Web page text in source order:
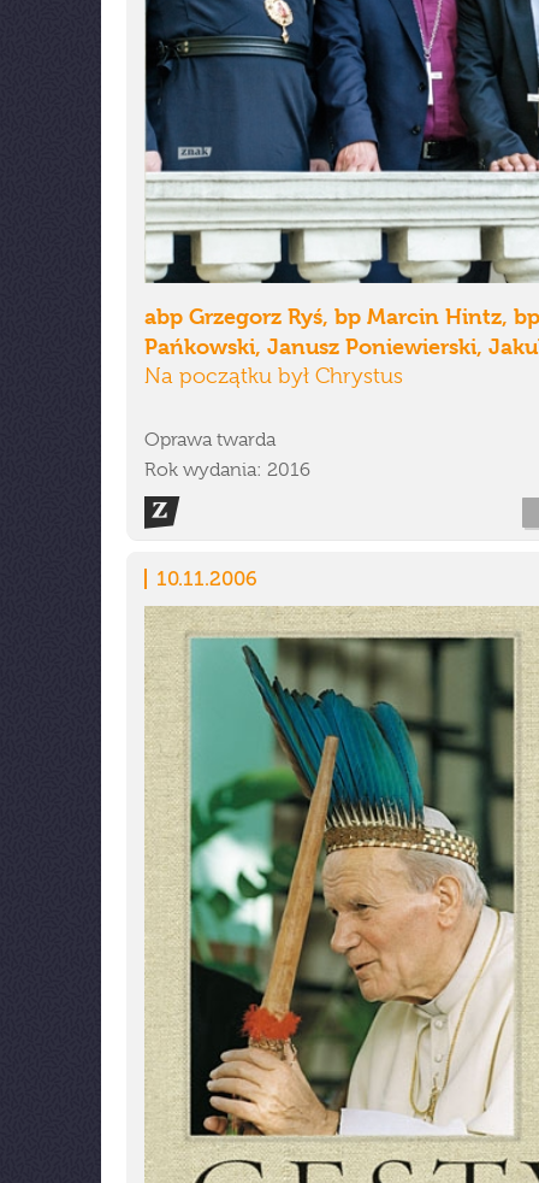
abp Grzegorz Ryś, bp Marcin Hintz,
Pańkowski, Janusz Poniewierski,
Na początku był Chrystus
Oprawa twarda
Rok wydania: 2016
10.11.2006